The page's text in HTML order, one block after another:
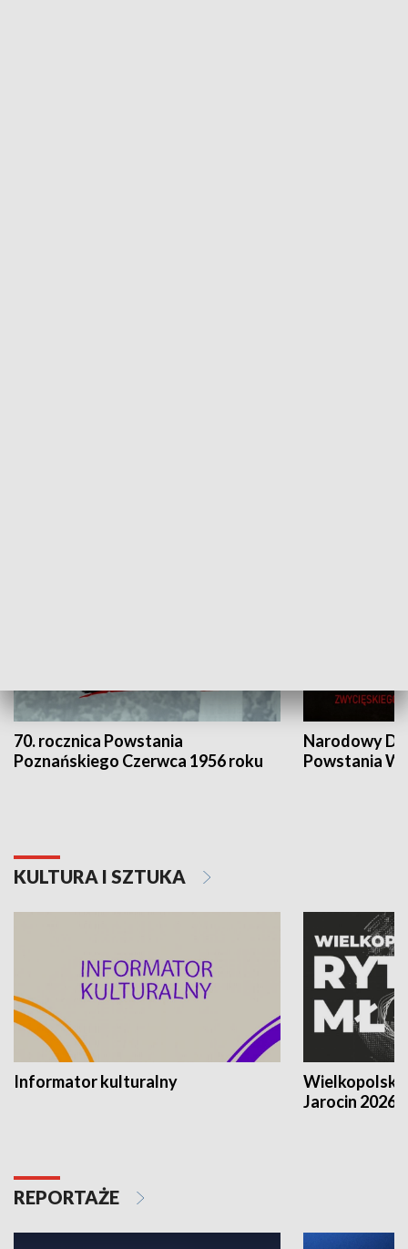
70. rocznica Powstania
Poznańskiego Czerwca 1956 roku
Narodowy
Powstania
KULTURA I SZTUKA
Informator kulturalny
Jarocin 2026
REPORTAŻE